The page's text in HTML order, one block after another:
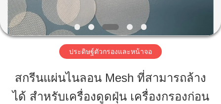
วิดีโอ
เรา
ประดิษฐ์ตัวกรองและหน้าจอ
สกรีนแผ่นไนลอน Mesh ที่สามารถล้าง
ได้ สําหรับเครื่องดูดฝุ่น เครื่องกรองก่อน